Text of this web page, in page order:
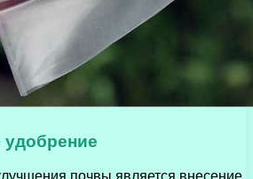
удобрение
почвы является внесение